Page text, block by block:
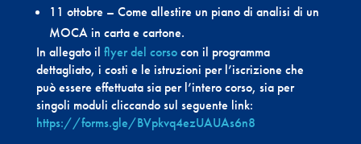
11 ottobre – Come allestire un piano di analisi di un
MOCA in carta e cartone.
In allegato il flyer del corsocon il programma
dettagliato, i costi e le istruzioni per l’iscrizione che
può essere effettuata sia per l’intero corso, sia per
singoli moduli cliccando sul seguente link:
https://forms.gle/BVpkvq4ezUAUAs6n8